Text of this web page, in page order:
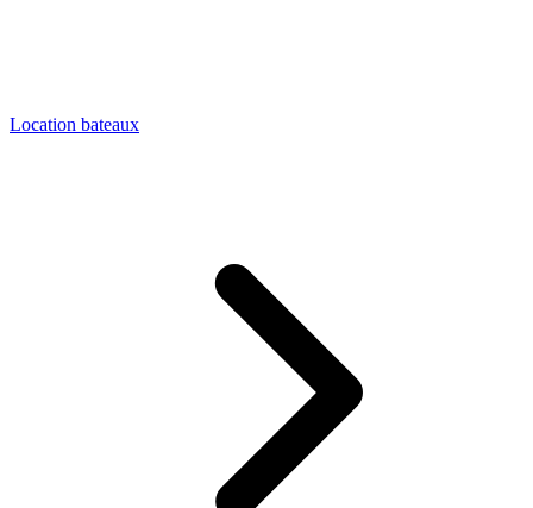
Location bateaux